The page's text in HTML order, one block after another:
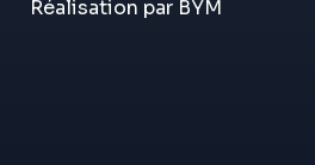
Réalisation par BYM